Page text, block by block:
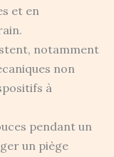
et en
notamment
non
à
pendant un
un piège